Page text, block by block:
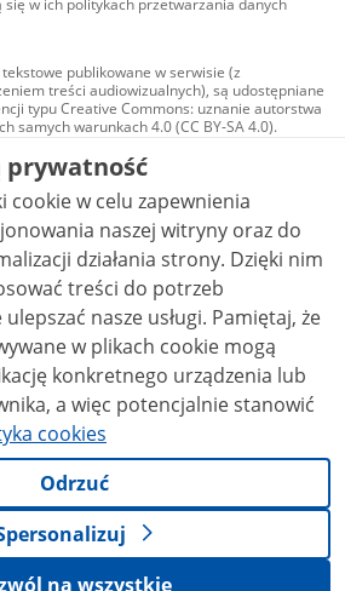
się w ich politykach przetwarzania danych
publikowane w serwisie (z
treści audiowizualnych), są udostępniane
typu Creative Commons: uznanie autorstwa
samych warunkach 4.0 (CC BY-SA 4.0).
audiowizualne, w tym zdjęcia, materiały
wideo, są udostępniane na licencji typu
Commons: uznanie autorstwa użycie
- bez utworów zależnych 4.0 (CC BY-
4.0), o ile nie jest to stwierdzone inaczej.
prywatność
cookie w celu zapewnienia
naszej witryny oraz do
działania strony. Dzięki nim
treści do potrzeb
nasze usługi. Pamiętaj, że
w plikach cookie mogą
konkretnego urządzenia lub
a więc potencjalnie stanowić
cookies
Odrzuć
na wszystkie